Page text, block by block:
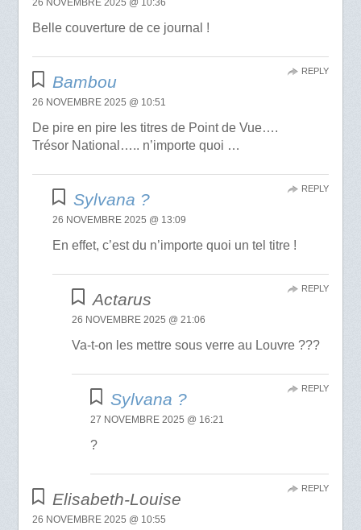
26 NOVEMBRE 2025 @ 10:36
Belle couverture de ce journal !
Bambou
26 NOVEMBRE 2025 @ 10:51
De pire en pire les titres de Point de Vue….
Trésor National….. n’importe quoi …
REPLY
Sylvana ?
26 NOVEMBRE 2025 @ 13:09
En effet, c’est du n’importe quoi un tel titre !
REPLY
Actarus
26 NOVEMBRE 2025 @ 21:06
Va-t-on les mettre sous verre au Louvre ???
REPLY
Sylvana ?
27 NOVEMBRE 2025 @ 16:21
?
REPLY
Elisabeth-Louise
26 NOVEMBRE 2025 @ 10:55
REPLY